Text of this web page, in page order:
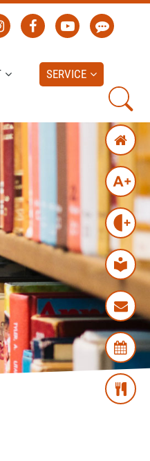
SERVICE